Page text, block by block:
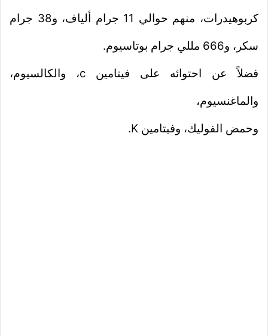
كربوهيدرات، منهم حوالي 11 جرام ألياف، و38 جرام
سكر، و666 مللي جرام بوتاسيوم.
فضلاً عن احتوائه على فيتامين c، والكالسيوم،
والماغنسيوم،
وحمض الفوليك، وفيتامين K
.